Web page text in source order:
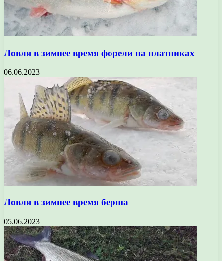
Ловля в зимнее время форели на платниках
06.06.2023
Ловля в зимнее время берша
05.06.2023